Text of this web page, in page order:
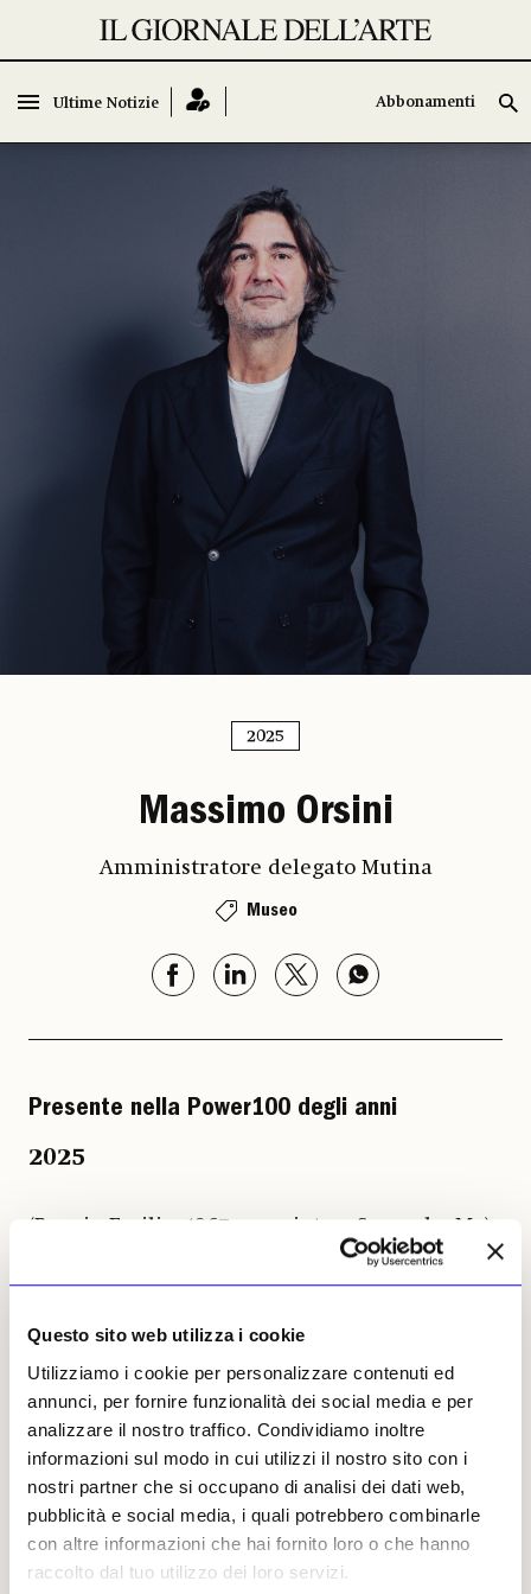
Questo sito web utilizza i cookie
Utilizziamo i cookie per personalizzare contenuti ed
annunci, per fornire funzionalità dei social media e per
analizzare il nostro traffico. Condividiamo inoltre
informazioni sul modo in cui utilizzi il nostro sito con i
nostri partner che si occupano di analisi dei dati web,
pubblicità e social media, i quali potrebbero combinarle
con altre informazioni che hai fornito loro o che hanno
raccolto dal tuo utilizzo dei loro servizi.
Ultime Notizie Abbonamenti
2025
Massimo Orsini
Amministratore delegato Mutina
Museo
Presente nella Power100 degli anni
2025
(Reggio Emilia, 1967; cresciuto a Sassuolo, Mo),
nel 2005 rileva l’azienda Mutina con
l’obiettivo di puntare sulla ceramica e
più importanti designer internazionali. Oggi
Mutina si distingue per il suo approccio
innovativo alle superfici ceramiche ed è
entrata nel mondo dell’arte contemporanea
attraverso Mutina for Art, un progetto
ambizioso e articolato che comprende MUT,
uno spazio espositivo interno all’azienda, il
premio annuale «This is Not a Prize» e
«Dialogue», un programma di collaborazioni